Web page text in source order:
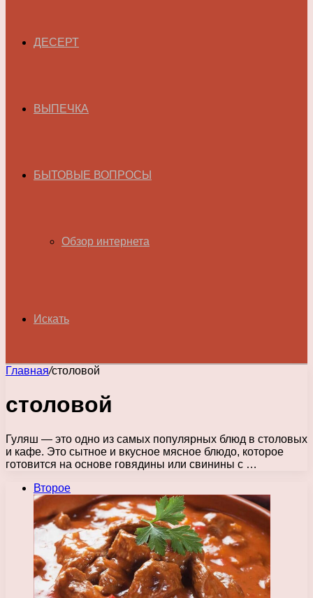
ДЕСЕРТ
ВЫПЕЧКА
БЫТОВЫЕ ВОПРОСЫ
Обзор интернета
Искать
Главная/столовой
столовой
Гуляш — это одно из самых популярных блюд в столовых
и кафе. Это сытное и вкусное мясное блюдо, которое
готовится на основе говядины или свинины с …
Второе